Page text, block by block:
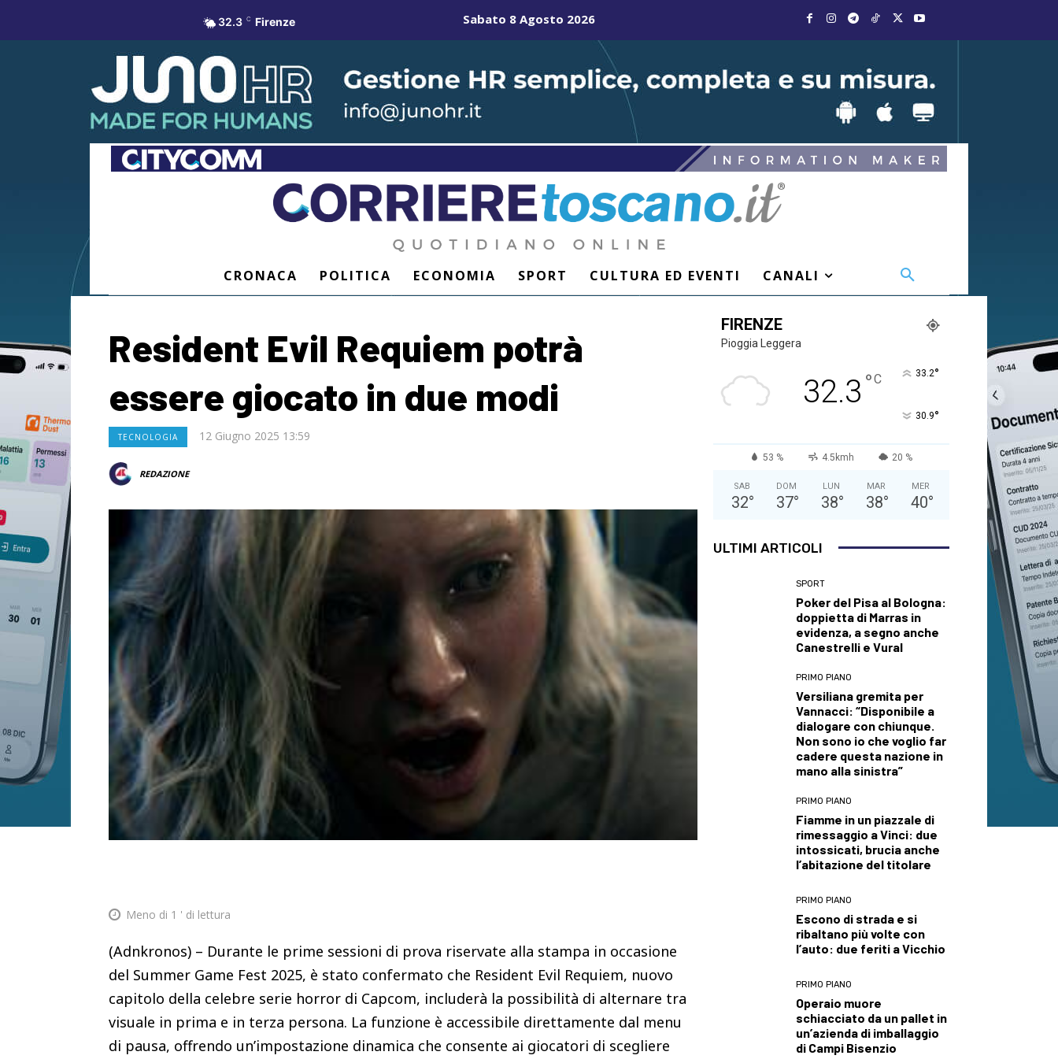
32.3 C Firenze Sabato 8 Agosto 2026
CRONACA POLITICA ECONOMIA SPORT CULTURA ED EVENTI CANALI
Resident Evil Requiem potrà
essere giocato in due modi
TECNOLOGIA 12 Giugno 2025 13:59
REDAZIONE
Meno di 1 ' di lettura
(Adnkronos) – Durante le prime sessioni di prova riservate alla stampa in occasione
del Summer Game Fest 2025, è stato confermato che Resident Evil Requiem, nuovo
capitolo della celebre serie horror di Capcom, includerà la possibilità di alternare tra
visuale in prima e in terza persona. La funzione è accessibile direttamente dal menu
di pausa, offrendo un’impostazione dinamica che consente ai giocatori di scegliere
FIRENZE
Pioggia Leggera
32.3 °C 33.2°
30.9°
53 % 4.5kmh 20 %
SAB
32°
DOM
37°
LUN
38°
MAR
38°
MER
40°
ULTIMI ARTICOLI
SPORT
Poker del Pisa al Bologna:
doppietta di Marras in
evidenza, a segno anche
Canestrelli e Vural
PRIMO PIANO
Versiliana gremita per
Vannacci: “Disponibile a
dialogare con chiunque.
Non sono io che voglio far
cadere questa nazione in
mano alla sinistra”
PRIMO PIANO
Fiamme in un piazzale di
rimessaggio a Vinci: due
intossicati, brucia anche
l’abitazione del titolare
PRIMO PIANO
Escono di strada e si
ribaltano più volte con
l’auto: due feriti a Vicchio
PRIMO PIANO
Operaio muore
schiacciato da un pallet in
un’azienda di imballaggio
di Campi Bisenzio